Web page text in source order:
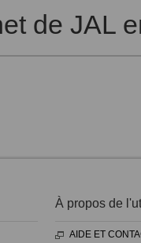
de JAL
À propos de
AIDE ET